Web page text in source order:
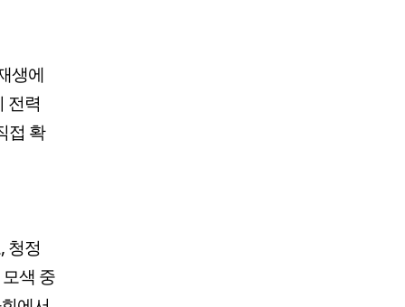
생에
전력
접 확
청정
색 중